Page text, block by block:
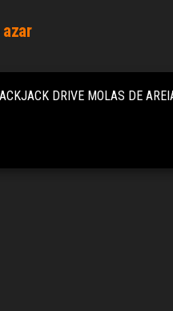
DRIVE MOLAS DE